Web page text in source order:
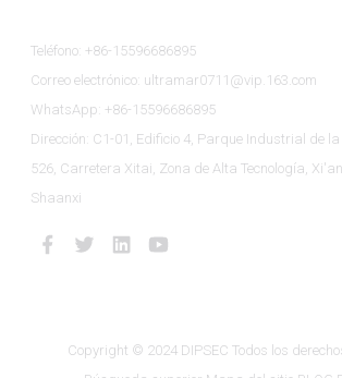
Teléfono: +86-15596686895
Correo electrónico: ultramar0711@vip.163.com
WhatsApp: +86-15596686895
Dirección: C1-01, Edificio 4, Parque Industrial de la
526, Carretera Xitai, Zona de Alta Tecnología,
Shaanxi
Copyright © 2024 DIPSEC Todos los